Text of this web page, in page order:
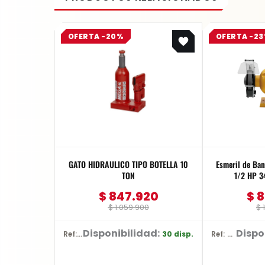
OFERTA -20%
GATO HIDRAULICO TIPO BOTELLA 10
TON
$1.059.900
Original
price
$ 847.920
Current
price
Ref: BR10Disponibilidad: 30 disp.
OFERTA -
Esmeril de
1/2 HP
$
$
Ref: DW752/B3